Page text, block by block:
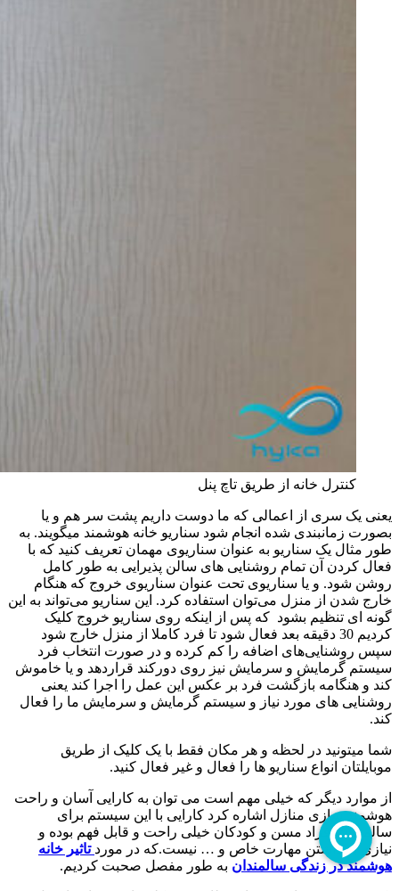
کنترل خانه از طریق تاچ پنل
یعنی یک سری از اعمالی که ما دوست داریم پشت سر هم و یا
بصورت زمانبندی شده انجام شود سناریو خانه هوشمند میگویند. به
طور مثال یک سناریو به عنوان سناریوی مهمان تعریف کنید که با
فعال کردن آن تمام روشنایی های سالن پذیرایی به طور کامل
روشن شود. و یا سناریوی تحت عنوان سناریوی خروج که هنگام
خارج شدن از منزل می‌توان استفاده کرد. این سناریو می‌تواند به این
گونه ای تنظیم بشود که پس از اینکه روی سناریو خروج کلیک
کردیم 30 دقیقه بعد فعال شود تا فرد کاملا از منزل خارج شود
سپس روشنایی‌های اضافه را کم کرده و در صورت انتخاب فرد
سیستم گرمایش و سرمایش نیز روی دورکند قراردهد و یا خاموش
کند و هنگامه بازگشت فرد بر عکس این عمل را اجرا کند یعنی
روشنایی های مورد نیاز و سیستم گرمایش و سرمایش ما را فعال
کند.
شما میتونید در لحظه و هر مکان فقط با یک کلیک از طریق
موبایلتان انواع سناریو ها را فعال و غیر فعال کنید.
از موارد دیگر که خیلی مهم است می توان به کارایی آسان و راحت
هوشمند سازی منازل اشاره کرد کارایی با این سیستم برای
سالمندان افراد مسن و کودکان خیلی راحت و قابل فهم بوده و
نیازی به داشتن مهارت خاص و … نیست.که در مورد تاثیر خانه
هوشمند در زندگی سالمندان به طور مفصل صحبت کردیم.